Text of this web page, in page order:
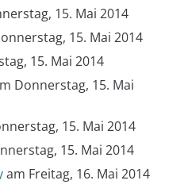
15. Mai 2014
15. Mai 2014
15. Mai 2014
Donnerstag, 15. Mai
15. Mai 2014
15. Mai 2014
am Freitag, 16. Mai 2014